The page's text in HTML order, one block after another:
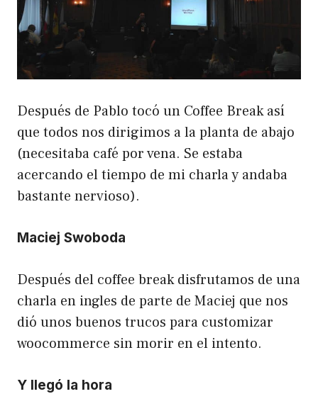
Después de Pablo tocó un Coffee Break así
que todos nos dirigimos a la planta de abajo
(necesitaba café por vena. Se estaba
acercando el tiempo de mi charla y andaba
bastante nervioso).
Maciej Swoboda
Después del coffee break disfrutamos de una
charla en ingles de parte de Maciej que nos
dió unos buenos trucos para customizar
woocommerce sin morir en el intento.
Y llegó la hora